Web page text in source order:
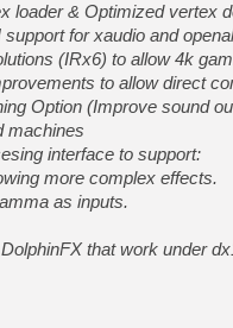
loader & Optimized vertex
for xaudio and openal
(IRx6) to allow 4k
to allow direct
Option (Improve sound
machines
interface to support:
more complex effects.
as inputs.
that work under